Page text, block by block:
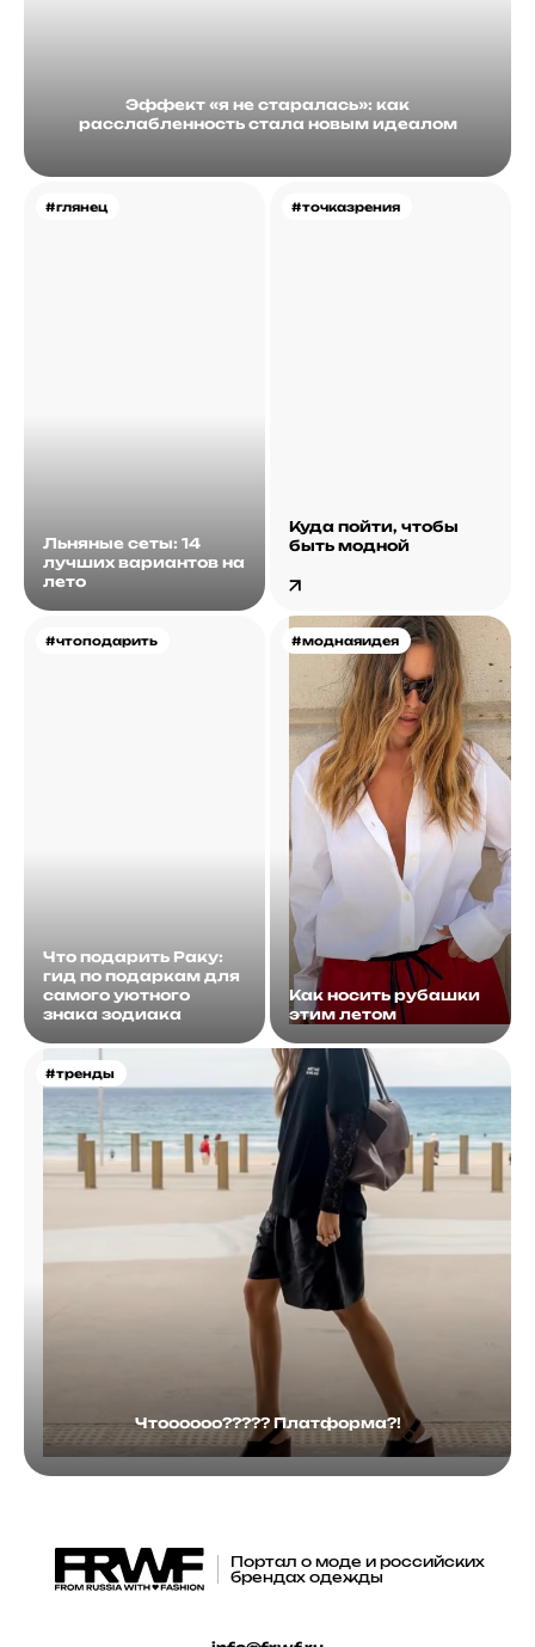
Эффект «я не старалась»: как
расслабленность стала новым идеалом
#глянец
Льняные сеты: 14
лучших вариантов на
лето
#точказрения
Куда пойти, чтобы
быть модной
#чтоподарить
Что подарить Раку:
гид по подаркам для
самого уютного
знака зодиака
#моднаяидея
Как носить рубашки
этим летом
#тренды
Чтоооооо????? Платформа?!
Портал о моде и российских
брендах одежды